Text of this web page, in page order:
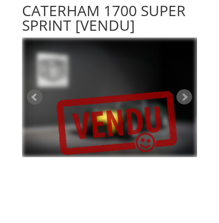
CATERHAM 1700 SUPER
SPRINT [VENDU]